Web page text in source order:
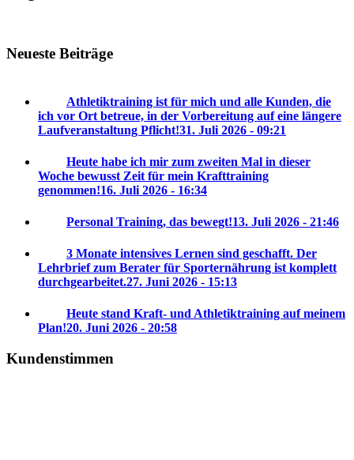
Neueste Beiträge
Athletiktraining ist für mich und alle Kunden, die
ich vor Ort betreue, in der Vorbereitung auf eine längere
Laufveranstaltung Pflicht!31. Juli 2026 - 09:21
Heute habe ich mir zum zweiten Mal in dieser
Woche bewusst Zeit für mein Krafttraining
genommen!16. Juli 2026 - 16:34
Personal Training, das bewegt!13. Juli 2026 - 21:46
3 Monate intensives Lernen sind geschafft. Der
Lehrbrief zum Berater für Sporternährung ist komplett
durchgearbeitet.27. Juni 2026 - 15:13
Heute stand Kraft- und Athletiktraining auf meinem
Plan!20. Juni 2026 - 20:58
Kundenstimmen